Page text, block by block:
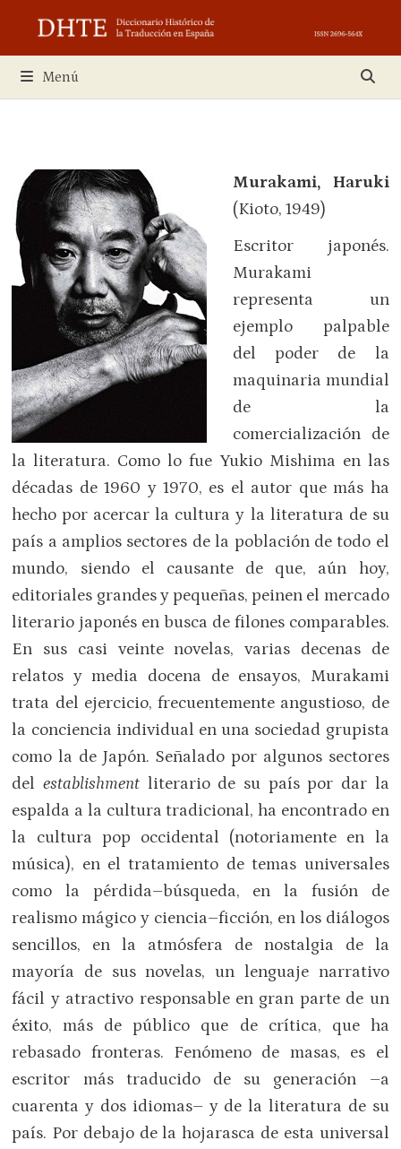
contenido
Menú
Murakami,
Haruki
(Kioto, 1949)
Escritor japonés.
Murakami
representa un
ejemplo palpable
del poder de la
maquinaria mundial
de la
comercialización de
la literatura. Como lo fue Yukio Mishima en las
décadas de 1960 y 1970, es el autor que más ha
hecho por acercar la cultura y la literatura de su
país a amplios sectores de la población de todo el
mundo, siendo el causante de que, aún hoy,
editoriales grandes y pequeñas, peinen el mercado
literario japonés en busca de filones comparables.
En sus casi veinte novelas, varias decenas de
relatos y media docena de ensayos, Murakami
trata del ejercicio, frecuentemente angustioso, de
la conciencia individual en una sociedad grupista
como la de Japón. Señalado por algunos sectores
delestablishment literario de su país por dar la
espalda a la cultura tradicional, ha encontrado en
la cultura pop occidental (notoriamente en la
música), en el tratamiento de temas universales
como la pérdida–búsqueda, en la fusión de
realismo mágico y ciencia–ficción, en los diálogos
sencillos, en la atmósfera de nostalgia de la
mayoría de sus novelas, un lenguaje narrativo
fácil y atractivo responsable en gran parte de un
éxito, más de público que de crítica, que ha
rebasado fronteras. Fenómeno de masas, es el
escritor más traducido de su generación –a
cuarenta y dos idiomas– y de la literatura de su
país. Por debajo de la hojarasca de esta universal